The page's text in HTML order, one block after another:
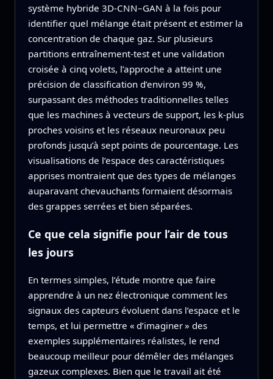
système hybride 3D‑CNN–GAN à la fois pour
identifier quel mélange était présent et estimer la
concentration de chaque gaz. Sur plusieurs
partitions entraînement‑test et une validation
croisée à cinq volets, l’approche a atteint une
précision de classification d’environ 99 %,
surpassant des méthodes traditionnelles telles
que les machines à vecteurs de support, les k‑plus
proches voisins et les réseaux neuronaux peu
profonds jusqu’à sept points de pourcentage. Les
visualisations de l’espace des caractéristiques
apprises montraient que des types de mélanges
auparavant chevauchants formaient désormais
des grappes serrées et bien séparées.
Ce que cela signifie pour l’air de tous
les jours
En termes simples, l’étude montre que faire
apprendre à un nez électronique comment les
signaux des capteurs évoluent dans l’espace et le
temps, et lui permettre « d’imaginer » des
exemples supplémentaires réalistes, le rend
beaucoup meilleur pour démêler des mélanges
gazeux complexes. Bien que le travail ait été